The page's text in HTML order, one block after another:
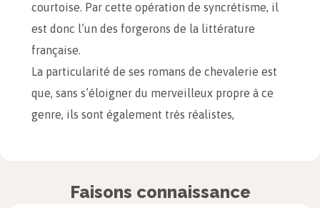
courtoise. Par cette opération de syncrétisme, il
est donc l’un des forgerons de la littérature
française.
La particularité de ses romans de chevalerie est
que, sans s’éloigner du merveilleux propre à ce
genre, ils sont également très réalistes,
certaine mesure le permettent encore, ce qui
Faisons connaissance